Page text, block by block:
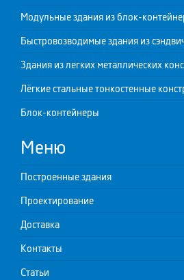
Модульные здания из блок-
Быстровозводимые здания из
Здания из легких металлических
Лёгкие стальные тонкостенные
Блок-контейнеры
Меню
Построенные здания
Проектирование
Доставка
Контакты
Статьи